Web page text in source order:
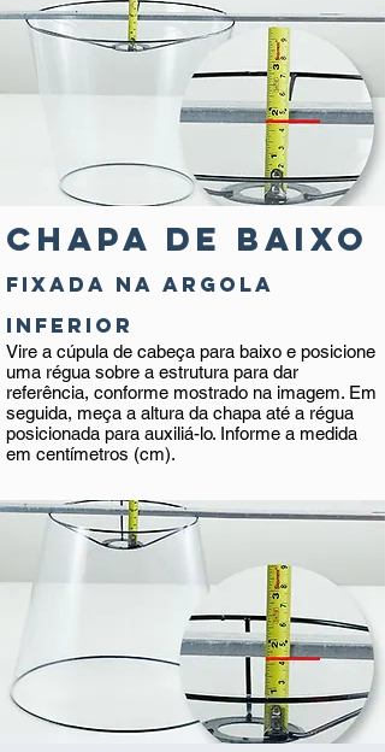
Chapa de baixo
fixada na argola
inferior
Vire a cúpula de cabeça para baixo e posicione
uma régua sobre a estrutura para dar
referência, conforme mostrado na imagem. Em
seguida, meça a altura da chapa até a régua
posicionada para auxiliá-lo. Informe a medida
em centímetros (cm).